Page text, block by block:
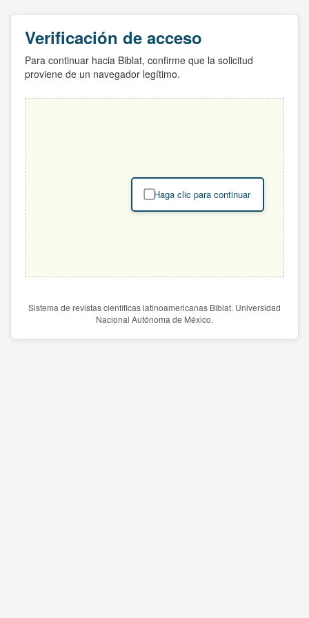
Verificación de acceso
Para continuar hacia Biblat, confirme que la solicitud
proviene de un navegador legítimo.
Haga clic para continuar
Sistema de revistas científicas latinoamericanas Biblat. Universidad
Nacional Autónoma de México.